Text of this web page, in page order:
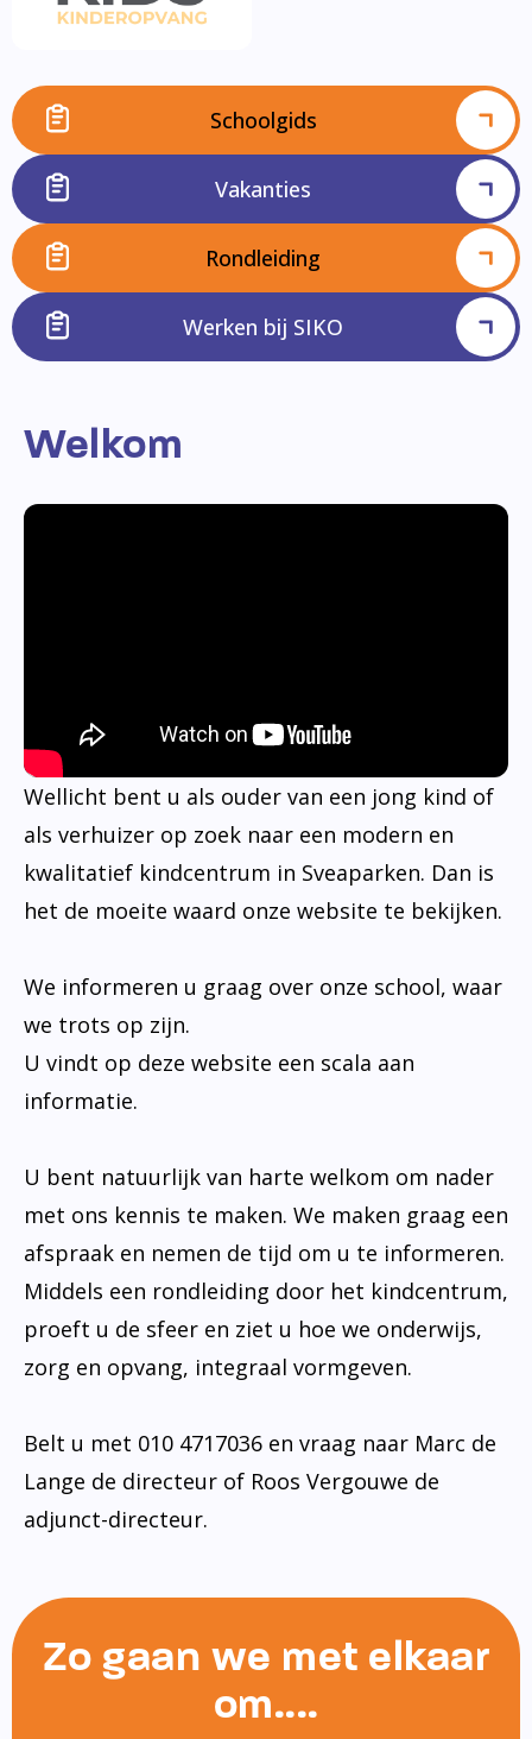
Schoolgids
Vakanties
Rondleiding
Werken bij SIKO
Welkom
Wellicht bent u als ouder van een jong kind of
als verhuizer op zoek naar een modern en
kwalitatief kindcentrum in Sveaparken. Dan is
het de moeite waard onze website te bekijken.
We informeren u graag over onze school, waar
we trots op zijn.
U vindt op deze website een scala aan
informatie.
U bent natuurlijk van harte welkom om nader
met ons kennis te maken. We maken graag een
afspraak en nemen de tijd om u te informeren.
Middels een rondleiding door het kindcentrum,
proeft u de sfeer en ziet u hoe we onderwijs,
zorg en opvang, integraal vormgeven.
Belt u met 010 4717036 en vraag naar Marc de
Lange de directeur of Roos Vergouwe de
adjunct-directeur.
Zo gaan we met elkaar
om....